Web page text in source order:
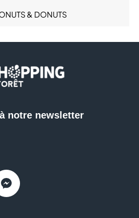
& DONUTS
PROVOST
HISTOIRE D'OR
JD SPORTS
(1)
notre newsletter
Messenger